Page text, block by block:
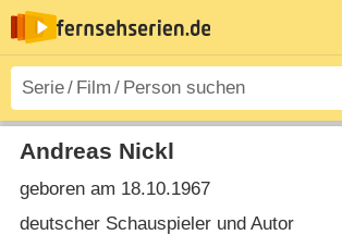
Andreas Nickl
geboren am 18.10.1967
deutscher Schauspieler und Autor